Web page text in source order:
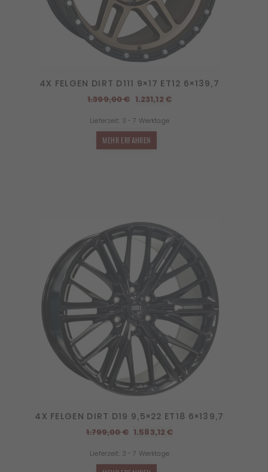
4X FELGEN DIRT D111 9×17 ET12 6×139,7
1.399,00€ Ursprünglicher
war:
1.399,00 €
1.231,12 €Aktueller
Lieferzeit: 3 - 7 Werktage
MEHR ERFAHREN
4X FELGEN DIRT D19 9,5×22 ET18 6×139,7
1.799,00€ Ursprünglicher
war:
1.799,00 €
1.583,12€Aktueller
Lieferzeit: 3 - 7 Werktage